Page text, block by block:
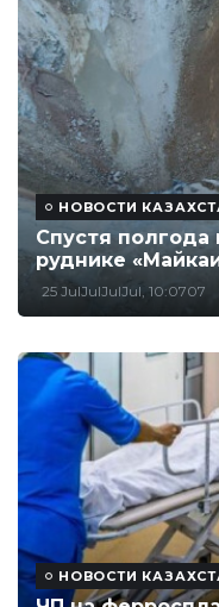
НОВОСТИ
Спустя полгода
руднике
25 JulJulJulJul, 10:0707
НОВОСТИ